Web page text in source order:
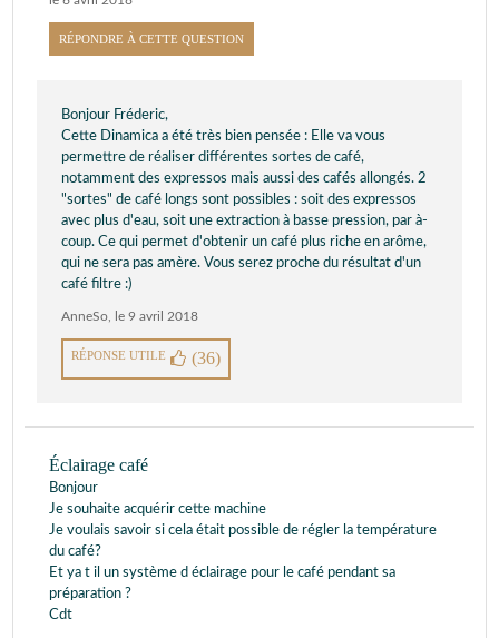
RÉPONDRE À CETTE QUESTION
Bonjour Fréderic,
Cette Dinamica a été très bien pensée : Elle va vous
permettre de réaliser différentes sortes de café,
notamment des expressos mais aussi des cafés allongés. 2
"sortes" de café longs sont possibles : soit des expressos
avec plus d'eau, soit une extraction à basse pression, par à-
coup. Ce qui permet d'obtenir un café plus riche en arôme,
qui ne sera pas amère. Vous serez proche du résultat d'un
café filtre :)
AnneSo le 9 avril 2018
RÉPONSE UTILE (36)
Éclairage café
Bonjour
Je souhaite acquérir cette machine
Je voulais savoir si cela était possible de régler la température
du café?
Et ya t il un système d éclairage pour le café pendant sa
préparation ?
Cdt